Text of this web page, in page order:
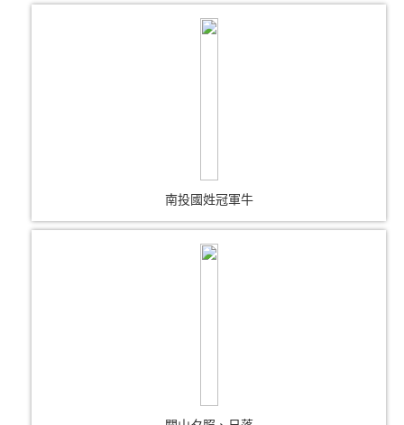
南投國姓冠軍牛